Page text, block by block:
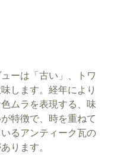
ーは「古い」、トワ
します。経年により
ムラを表現する、味
特徴で、時を重ねて
るアンティーク瓦の
ります。